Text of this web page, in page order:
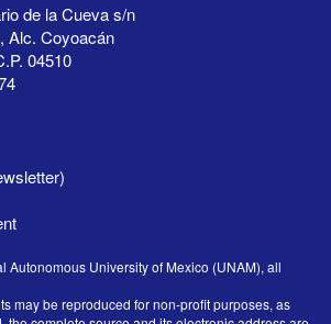
de la Cueva s/n
Alc. Coyoacán
04510
Autonomous University of Mexico (UNAM), all
may be reproduced for non-profit purposes, as